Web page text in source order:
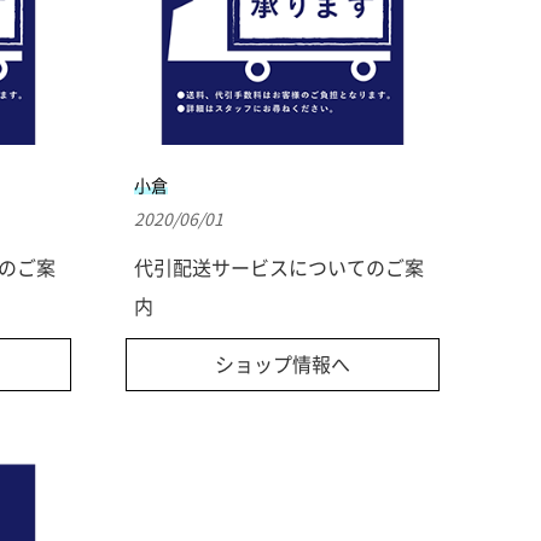
ご案
小倉
2020/06/01
代引配送サービスについてのご案
内
ショップ情報へ